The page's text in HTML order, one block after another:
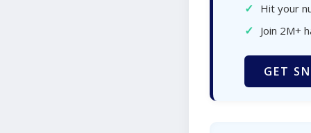
✓ Hit your
✓ Join 2M+
GET